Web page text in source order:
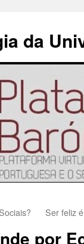
da
Ser feliz
por